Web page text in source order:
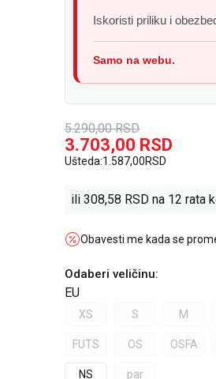
Iskoristi priliku i
Samo na webu.
5.290,00 RSD
3.703,00 RSD
Ušteda:1.587,00RSD
ili 308,58 RSD na 12 rata
Obavesti me kada se
Odaberi veličinu:
EU
XS
S M
FUTS OS OSFA
NS par